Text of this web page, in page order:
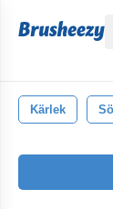
Kärlek